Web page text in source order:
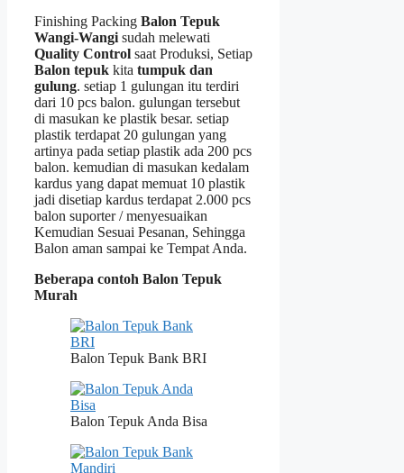
Finishing Packing Balon Tepuk
Wangi-Wangi sudah melewati
Quality Control saat Produksi, Setiap
Balon tepuk kita tumpuk dan
gulung. setiap 1 gulungan itu terdiri
dari 10 pcs balon. gulungan tersebut
di masukan ke plastik besar. setiap
plastik terdapat 20 gulungan yang
artinya pada setiap plastik ada 200 pcs
balon. kemudian di masukan kedalam
kardus yang dapat memuat 10 plastik
jadi disetiap kardus terdapat 2.000 pcs
balon suporter / menyesuaikan
Kemudian Sesuai Pesanan, Sehingga
Balon aman sampai ke Tempat Anda.
Beberapa contoh Balon Tepuk
Murah
Balon Tepuk Bank BRI
Balon Tepuk Anda Bisa